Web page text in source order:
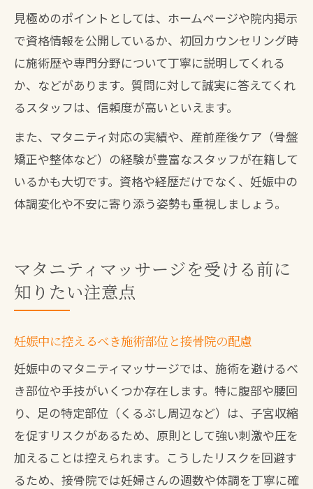
見極めのポイントとしては、ホームページや院内掲示
で資格情報を公開しているか、初回カウンセリング時
に施術歴や専門分野について丁寧に説明してくれる
か、などがあります。質問に対して誠実に答えてくれ
るスタッフは、信頼度が高いといえます。
また、マタニティ対応の実績や、産前産後ケア（骨盤
矯正や整体など）の経験が豊富なスタッフが在籍して
いるかも大切です。資格や経歴だけでなく、妊娠中の
体調変化や不安に寄り添う姿勢も重視しましょう。
マタニティマッサージを受ける前に
知りたい注意点
妊娠中に控えるべき施術部位と接骨院の配慮
妊娠中のマタニティマッサージでは、施術を避けるべ
き部位や手技がいくつか存在します。特に腹部や腰回
り、足の特定部位（くるぶし周辺など）は、子宮収縮
を促すリスクがあるため、原則として強い刺激や圧を
加えることは控えられます。こうしたリスクを回避す
るため、接骨院では妊婦さんの週数や体調を丁寧に確